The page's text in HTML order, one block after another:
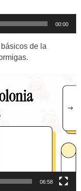
00:00
de la
06:58